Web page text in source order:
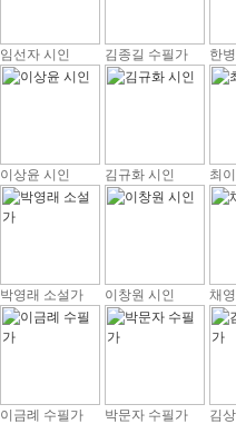
임선자 시인 김종길 수필가 한
이상윤 시인 김규화 시인 최
박영래 소설가 이창원 시인 채
이금례 수필가 박문자 수필가 김